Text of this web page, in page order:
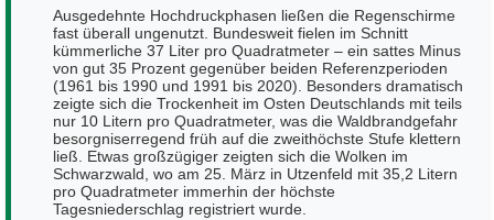
Ausgedehnte Hochdruckphasen ließen die Regenschirme
fast überall ungenutzt. Bundesweit fielen im Schnitt
kümmerliche 37 Liter pro Quadratmeter – ein sattes Minus
von gut 35 Prozent gegenüber beiden Referenzperioden
(1961 bis 1990 und 1991 bis 2020). Besonders dramatisch
zeigte sich die Trockenheit im Osten Deutschlands mit teils
nur 10 Litern pro Quadratmeter, was die Waldbrandgefahr
besorgniserregend früh auf die zweithöchste Stufe klettern
ließ. Etwas großzügiger zeigten sich die Wolken im
Schwarzwald, wo am 25. März in Utzenfeld mit 35,2 Litern
pro Quadratmeter immerhin der höchste
Tagesniederschlag registriert wurde.